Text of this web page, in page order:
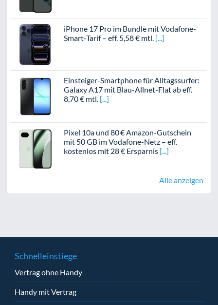
iPhone 17 Pro im Bundle mit Vodafone-
Smart-Tarif – eff. 5,58 € mtl.
Einsteiger-Smartphone für Alltagssurfer:
Galaxy A17 mit Blau-Allnet-Flat ab eff.
8,70 € mtl.
Pixel 10a und 80 € Amazon-Gutschein
mit 50 GB im Vodafone-Netz – eff.
kostenlos mit 28 € Ersparnis
Alle anzeigen
Schnelleinstiege
Vertrag ohne Handy
Handy mit Vertrag